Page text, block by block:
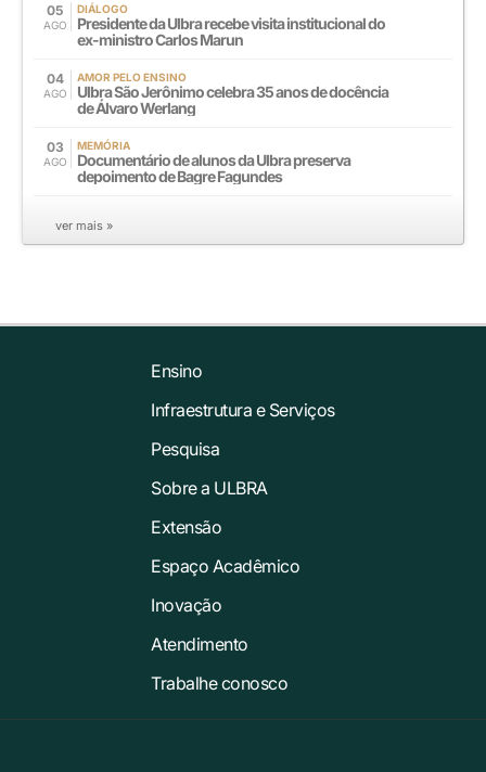
05
AGO
DIÁLOGO
Presidente da Ulbra recebe visita institucional do
ex-ministro Carlos Marun
04
AGO
AMOR PELO ENSINO
Ulbra São Jerônimo celebra 35 anos de docência
de Álvaro Werlang
03
AGO
MEMÓRIA
Documentário de alunos da Ulbra preserva
depoimento de Bagre Fagundes
ver mais »
Ensino
Infraestrutura e Serviços
Pesquisa
Sobre a ULBRA
Extensão
Espaço Acadêmico
Inovação
Atendimento
Trabalhe conosco